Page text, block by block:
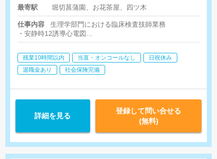
最寄駅
堀切菖蒲園、お花茶屋、四ツ木
仕事内容
生理学部門における臨床検査技師業務
・安静時12誘導心電図
・心肺運動負荷試験（CPX補助）
・エコー検査（心臓、腹部、血管、その他）
・経食堂心臓超音波検査（補助）
・脈波検査（ABI、TBI）
・皮膚還流圧検査（SPP）
・ハートノート
残業10時間以内 当直・オンコールなし
日祝休み
退職金あり
社会保険完備
詳細を見る
登録して問い合せる
(無料)